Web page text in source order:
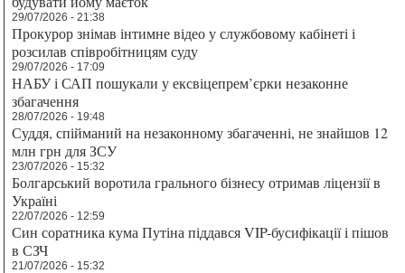
29/07/2026 - 21:38
Прокурор знімав інтимне відео у службовому кабінеті і
розсилав співробітницям суду
29/07/2026 - 17:09
НАБУ і САП пошукали у ексвіцепрем’єрки незаконне
збагачення
28/07/2026 - 19:48
Суддя, спійманий на незаконному збагаченні, не знайшов 12
млн грн для ЗСУ
23/07/2026 - 15:32
Болгарський воротила грального бізнесу отримав ліцензії в
Україні
22/07/2026 - 12:59
Син соратника кума Путіна піддався VIP-бусифікації і пішов
в СЗЧ
21/07/2026 - 15:32